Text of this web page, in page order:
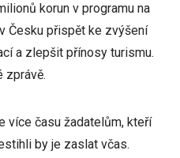
korun v programu na
Česku přispět ke zvýšení
a zlepšit přínosy turismu.
zprávě.
více času žadatelům, kteří
by je zaslat včas.